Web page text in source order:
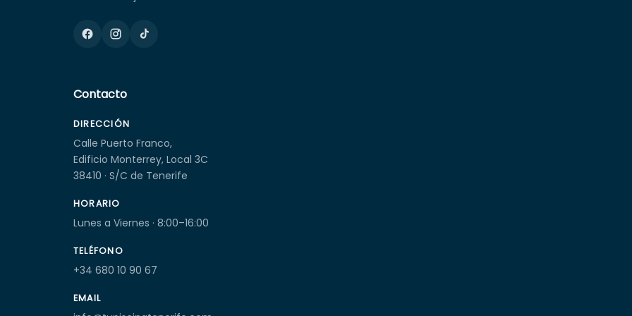
Contacto
DIRECCIÓN
Calle Puerto Franco,
Edificio Monterrey, Local 3C
38410 · S/C de Tenerife
HORARIO
Lunes a Viernes · 8:00–16:00
TELÉFONO
+34 680 10 90 67
EMAIL